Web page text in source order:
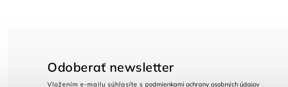
Odoberať newsletter
Vložením e-mailu súhlasíte s podmienkami ochrany osobných údajov